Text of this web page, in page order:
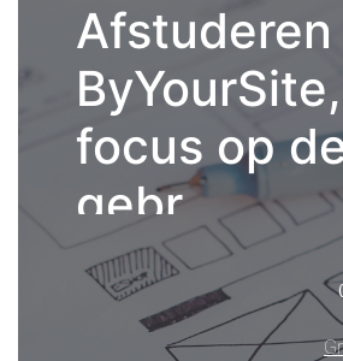
Afstuderen
focus op
gebr...